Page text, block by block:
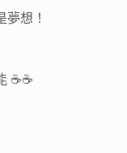
想！
☕☕